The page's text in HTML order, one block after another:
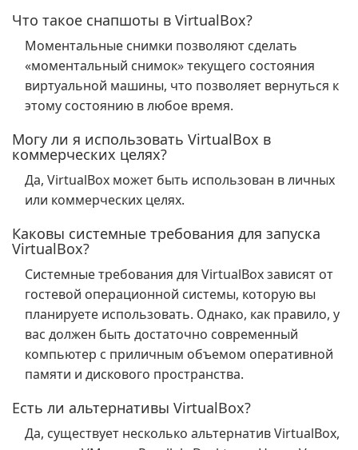
Что такое снапшоты в VirtualBox?
Моментальные снимки позволяют сделать
«моментальный снимок» текущего состояния
виртуальной машины, что позволяет вернуться к
этому состоянию в любое время.
Могу ли я использовать VirtualBox в
коммерческих целях?
Да, VirtualBox может быть использован в личных
или коммерческих целях.
Каковы системные требования для запуска
VirtualBox?
Системные требования для VirtualBox зависят от
гостевой операционной системы, которую вы
планируете использовать. Однако, как правило, у
вас должен быть достаточно современный
компьютер с приличным объемом оперативной
памяти и дискового пространства.
Есть ли альтернативы VirtualBox?
Да, существует несколько альтернатив VirtualBox,